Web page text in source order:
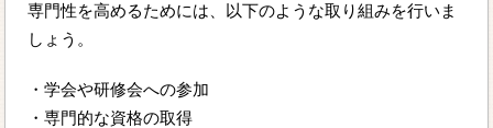
専門性を高めるためには、以下のような取り組みを行いま
しょう。
・学会や研修会への参加
・専門的な資格の取得